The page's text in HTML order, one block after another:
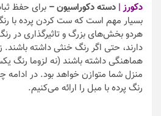
دکورز | دسته دکوراسیون – برای حفظ
بسیار مهم است که ست کردن پرده با
هردو بخش‌های بزرگ و تاثیرگذاری در
دارند، حتی اگر رنگ خنثی داشته باشند.
هماهنگی داشته باشند (نه لزوما رنگ
منزل شما متوازن خواهد بود. در
رنگ پرده با مبل را ارائه می‌کنیم.